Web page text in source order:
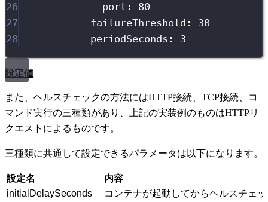
26
port :
80
27
failureThreshold :
30
28
periodSeconds : 3
設定値
また、ヘルスチェックの方法にはHTTP接続、TCP接続、コ
マンド実行の三種類があり、上記の実装例のものはHTTPリ
クエストによるものです。
三種類に共通して設定できるパラメータは以下になります。
設定名
内容
initialDelaySeconds
コンテナが起動してからヘルスチェ